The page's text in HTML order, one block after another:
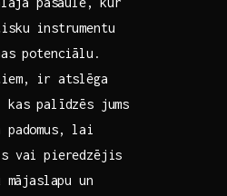
instrumentu
​potenciālu.
ir atslēga
kas palīdzēs jums
lai
vai pieredzējis
un